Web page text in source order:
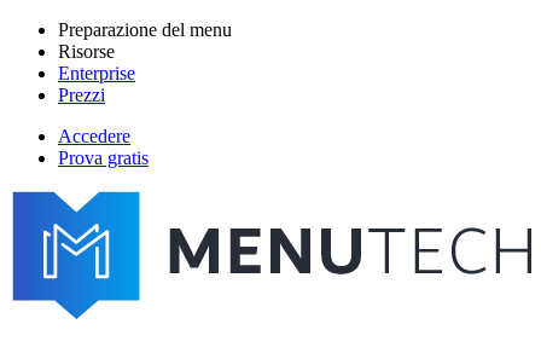
Salta
contenuto
principale
Main
navigation
Preparazione del menu
Risorse
Enterprise
Prezzi
menutech
navigation
Accedere
Prova gratis